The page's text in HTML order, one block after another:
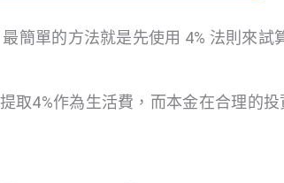
簡單的方法就是先使用 4% 法則來試
取4%作為生活費，而本金在合理的